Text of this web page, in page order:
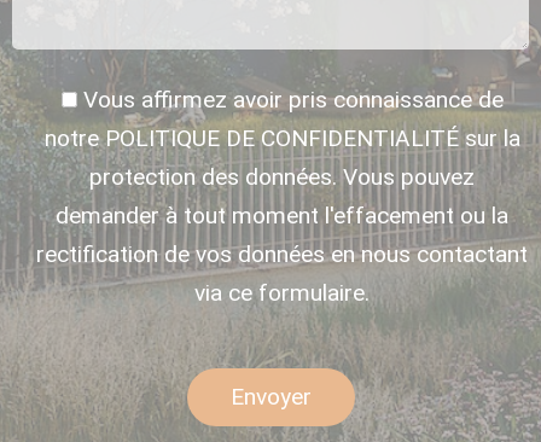
Vous affirmez avoir pris connaissance de
notre POLITIQUE DE CONFIDENTIALITÉ sur la
protection des données. Vous pouvez
demander à tout moment l'effacement ou la
rectification de vos données en nous contactant
via ce formulaire.
Envoyer